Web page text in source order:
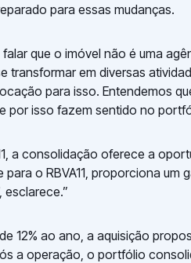
para essas mudanças.
que o imóvel não é uma
transformar em diversas
para isso. Entendemos
por isso fazem sentido no
a consolidação oferece a
para o RBVA11, proporciona
esclarece.”
12% ao ano, a aquisição
a operação, o portfólio